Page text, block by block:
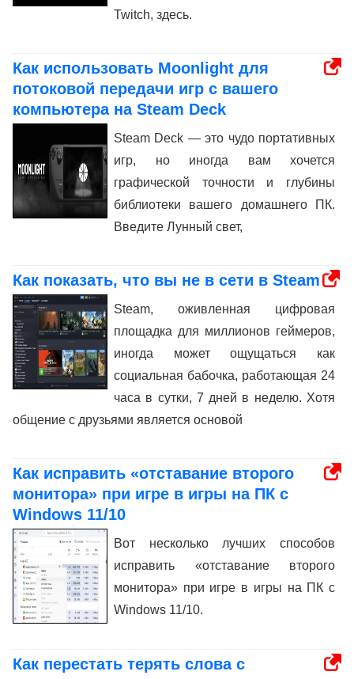
Twitch, здесь.
Как использовать Moonlight для
потоковой передачи игр с вашего
компьютера на Steam Deck
Steam Deck — это чудо портативных
игр, но иногда вам хочется
графической точности и глубины
библиотеки вашего домашнего ПК.
Введите Лунный свет,
Как показать, что вы не в сети в Steam
Steam, оживленная цифровая
площадка для миллионов геймеров,
иногда может ощущаться как
социальная бабочка, работающая 24
часа в сутки, 7 дней в неделю. Хотя
общение с друзьями является основой
Как исправить «отставание второго
монитора» при игре в игры на ПК с
Windows 11/10
Вот несколько лучших способов
исправить «отставание второго
монитора» при игре в игры на ПК с
Windows 11/10.
Как перестать терять слова с